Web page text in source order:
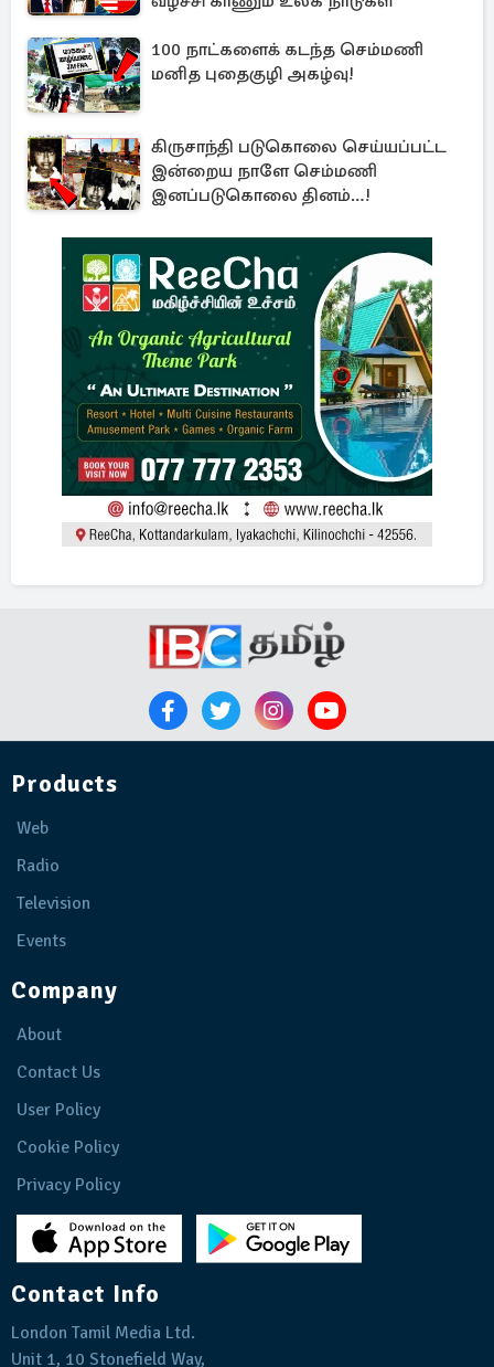
100 நாட்களைக் கடந்த செம்மணி
மனித புதைகுழி அகழ்வு!
கிருசாந்தி படுகொலை செய்யப்பட்ட
இன்றைய நாளே செம்மணி
இனப்படுகொலை தினம்…!
Products
Web
Radio
Television
Events
Company
About
Contact Us
User Policy
Cookie Policy
Privacy Policy
Contact Info
London Tamil Media Ltd.
Unit 1, 10 Stonefield Way,